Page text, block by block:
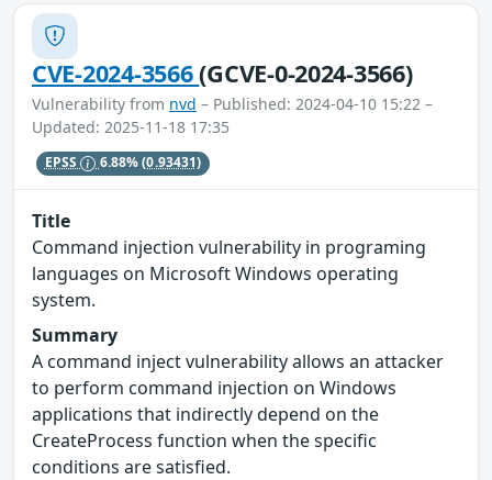
CVE-2024-3566(GCVE-0-2024-3566)
Vulnerability from nvd – Published: 2024-04-10 15:22 –
Updated: 2025-11-18 17:35
EPSS 6.88%(0.93431)
Title
Command injection vulnerability in programing
languages on Microsoft Windows operating
system.
Summary
A command inject vulnerability allows an attacker
to perform command injection on Windows
applications that indirectly depend on the
CreateProcess function when the specific
conditions are satisfied.